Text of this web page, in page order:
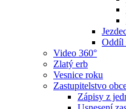
Oddíl
Video 360°
Zlatý erb
Vesnice roku
Zastupitelstvo
Zápisy z